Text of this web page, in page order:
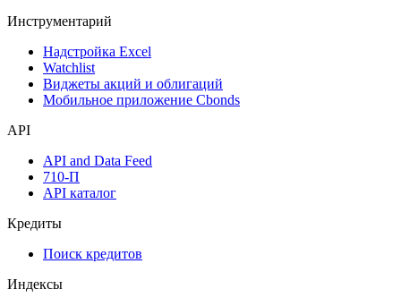
Инструментарий
Надстройка Excel
Watchlist
Виджеты акций и облигаций
Мобильное приложение Cbonds
API
API and Data Feed
710-П
API каталог
Кредиты
Поиск кредитов
Индексы